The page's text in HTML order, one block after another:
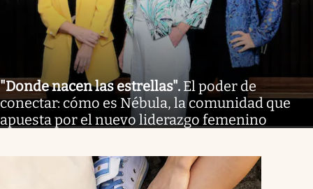
"Donde nacen las estrellas". El poder de
conectar: cómo es Nébula, la comunidad que
apuesta por el nuevo liderazgo femenino